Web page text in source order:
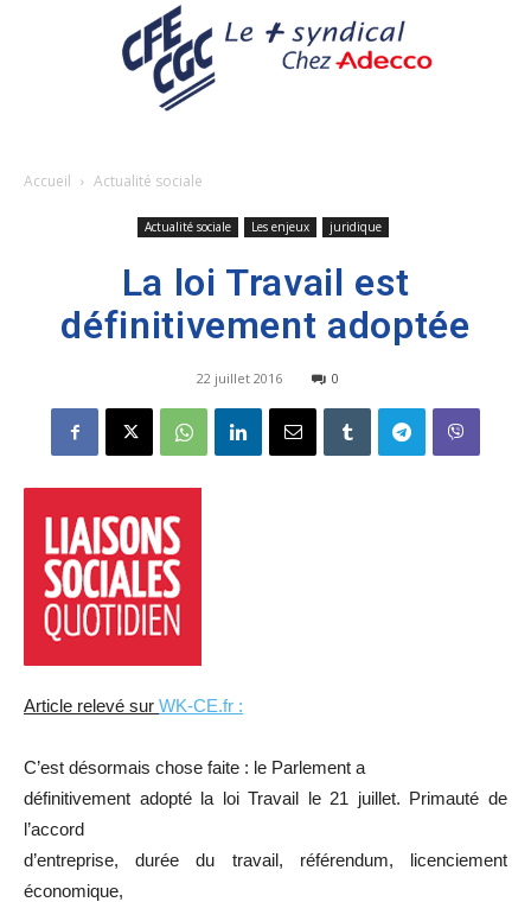
Accueil Actualité sociale
Actualité sociale Les enjeux juridique
La loi Travail est
définitivement adoptée
22 juillet 2016 0
Article relevé sur WK-CE.fr :
C’est désormais chose faite : le Parlement a
définitivement adopté la loi Travail le 21 juillet. Primauté de
l’accord
d’entreprise, durée du travail, référendum, licenciement
économique,